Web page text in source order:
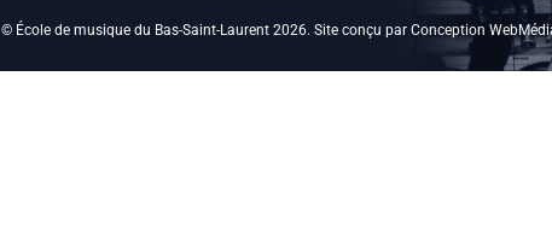
© École de musique du Bas-Saint-Laurent 2026. Site conçu par Conception